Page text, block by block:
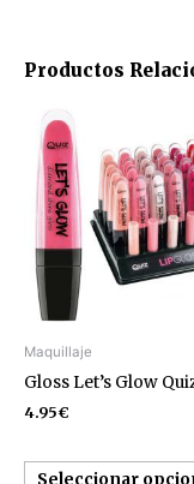
Productos
Maquillaje
Gloss Let’s Glow
4.95€